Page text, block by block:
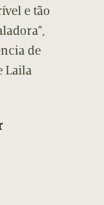
e tão
de
Laila